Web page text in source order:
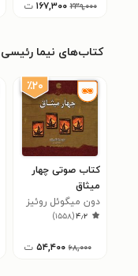
۲۳۹,۰۰۰ ۱۶۷,۳۰۰ ت
کتاب‌های نیما رئیسی
٪۲۰
کتاب صوتی چهار
میثاق
دون میگوئل روئیز
۴٫۲(۱۵۵۸)
۶۸,۰۰۰ ۵۴,۴۰۰ ت